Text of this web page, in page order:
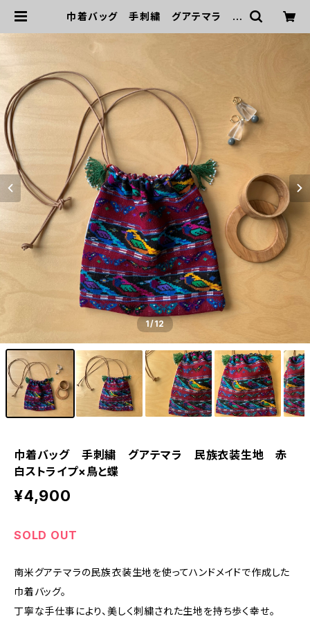
巾着バッグ 手刺繍 グアテマラ 民
1/12
巾着バッグ 手刺繍 グアテマラ 民族衣装生地 赤
白ストライプ×鳥と蝶
¥4,900
SOLD OUT
南米グアテマラの民族衣装生地を使ってハンドメイドで作成した
巾着バッグ。
丁寧な手仕事により、美しく刺繍された生地を持ち歩く幸せ。